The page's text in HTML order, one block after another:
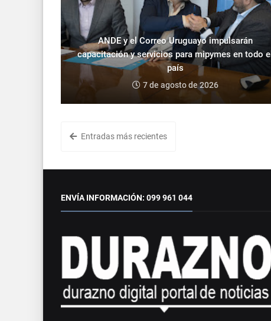
ANDE y el Correo Uruguayo impulsarán
capacitación y servicios para mipymes en todo el
país
7 de agosto de 2026
Entradas más recientes
ENVÍA INFORMACIÓN: 099 961 044